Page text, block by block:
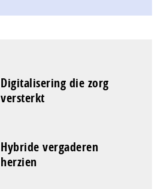
Digitalisering die zorg
versterkt
Hybride vergaderen
herzien